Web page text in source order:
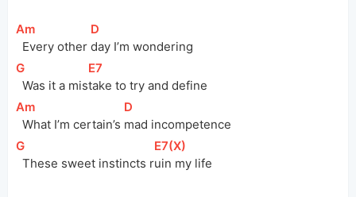
[
Am
  Every other
[D
day I’m wondering
[
G
  Was it a
mis
[E7
take to try and define
[
Am
  What I’m certain’s
[D
mad incompetence
[
G
  These sweet instincts
r
[E7(X)
uin my life